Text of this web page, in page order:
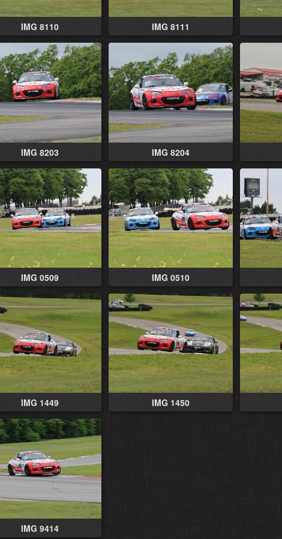
IMG 8110 IMG 8111
IMG 8203 IMG 8204
IMG 0509 IMG 0510
IMG 1449 IMG 1450
IMG 9414